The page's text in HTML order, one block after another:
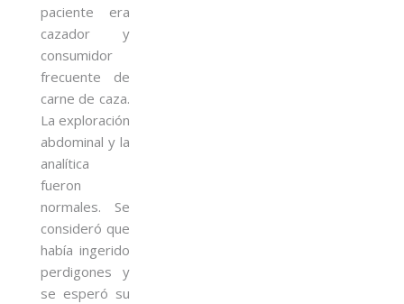
paciente era
cazador y
consumidor
frecuente de
carne de caza.
La exploración
abdominal y la
analítica
fueron
normales. Se
consideró que
había ingerido
perdigones y
se esperó su